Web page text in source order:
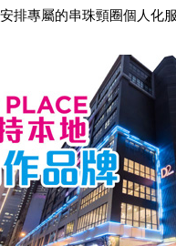
排專屬的串珠頸圈個人化服